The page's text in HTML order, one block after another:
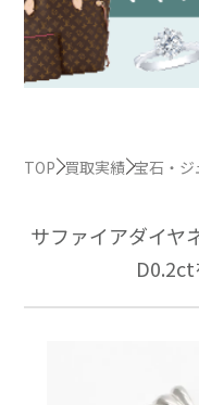
TOP 買取実績 宝石・ジ
サファイアダイヤ
D0.2ct